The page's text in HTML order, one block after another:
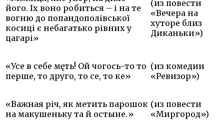
його. Іх воно робиться – і на те
вогню до попандополівської
косиці є небагатько рівних у
цагарі»
(из повести
«Вечера на
хуторе близ
Диканьки»)
«Усе в себе мęть! Ой чогось-то то
перше, то друго, то се, то ке»
(из комедии
«Ревизор»)
«Важная річ, як метить парошок
на макушеньку та й остыне.»
(из повести
«Миргород»)